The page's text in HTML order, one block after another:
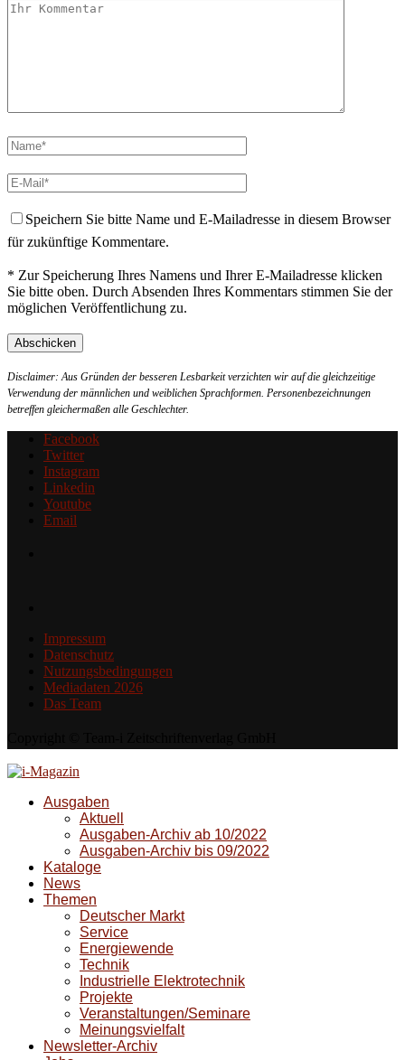
Speichern Sie bitte Name und E-Mailadresse in diesem Browser
für zukünftige Kommentare.
* Zur Speicherung Ihres Namens und Ihrer E-Mailadresse klicken
Sie bitte oben. Durch Absenden Ihres Kommentars stimmen Sie der
möglichen Veröffentlichung zu.
Disclaimer: Aus Gründen der besseren Lesbarkeit verzichten wir auf die gleichzeitige
Verwendung der männlichen und weiblichen Sprachformen. Personenbezeichnungen
betreffen gleichermaßen alle Geschlechter.
Facebook
Twitter
Instagram
Linkedin
Youtube
Email
Impressum
Datenschutz
Nutzungsbedingungen
Mediadaten 2026
Das Team
Ausgaben
Aktuell
Ausgaben-Archiv ab 10/2022
Ausgaben-Archiv bis 09/2022
Kataloge
News
Themen
Deutscher Markt
Service
Energiewende
Technik
Industrielle Elektrotechnik
Projekte
Veranstaltungen/Seminare
Meinungsvielfalt
Newsletter-Archiv